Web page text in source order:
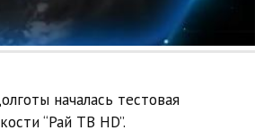
началась тестовая
“Рай ТВ HD”.